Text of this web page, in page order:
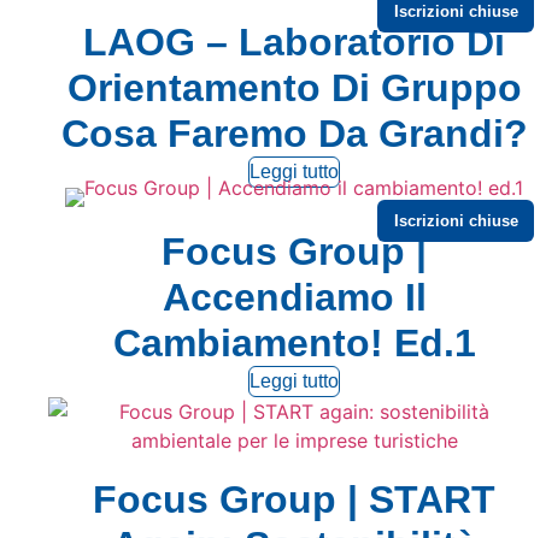
Iscrizioni chiuse
LAOG – Laboratorio Di
Orientamento Di Gruppo
Cosa Faremo Da Grandi?
Leggi tutto
Iscrizioni chiuse
Focus Group |
Accendiamo Il
Cambiamento! Ed.1
Leggi tutto
Focus Group | START